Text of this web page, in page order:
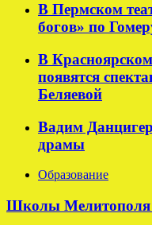
В Пермском
богов» по
В
появятся
Беляевой
Вадим
драмы
Образование
Школы Мелитополя